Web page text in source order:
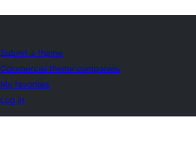
Submit a theme
Commercial theme companies
My favorites
Log in